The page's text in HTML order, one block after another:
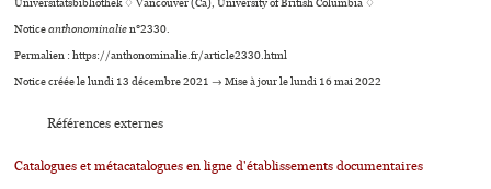
Universitätsbibliothek ♢ Vancouver (Ca), University of British Columbia ♢
Noticeanthonominalien°2330.
Permalien : https://anthonominalie.fr/article2330.html
Notice créée le lundi 13 décembre 2021 → Mise à jour le lundi 16 mai 2022
Références externes
Catalogues et métacatalogues en ligne d'établissements documentaires